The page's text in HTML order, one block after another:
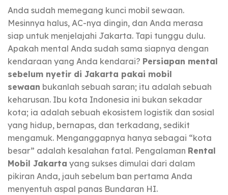
Anda sudah memegang kunci mobil sewaan.
Mesinnya halus, AC-nya dingin, dan Anda merasa
siap untuk menjelajahi Jakarta. Tapi tunggu dulu.
Apakah mental Anda sudah sama siapnya dengan
kendaraan yang Anda kendarai? Persiapan mental
sebelum nyetir di Jakarta pakai mobil
sewaan bukanlah sebuah saran; itu adalah sebuah
keharusan. Ibu kota Indonesia ini bukan sekadar
kota; ia adalah sebuah ekosistem logistik dan sosial
yang hidup, bernapas, dan terkadang, sedikit
mengamuk. Menganggapnya hanya sebagai “kota
besar” adalah kesalahan fatal. Pengalaman Rental
Mobil Jakarta yang sukses dimulai dari dalam
pikiran Anda, jauh sebelum ban pertama Anda
menyentuh aspal panas Bundaran HI.